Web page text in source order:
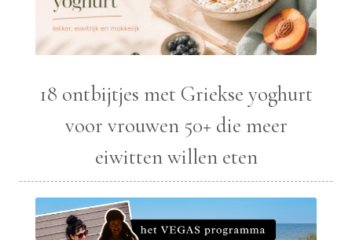
18 ontbijtjes met Griekse yoghurt
voor vrouwen 50+ die meer
eiwitten willen eten